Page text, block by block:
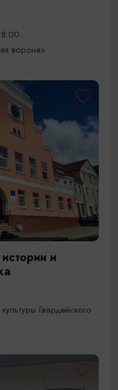
ворона»
и
Гвардейского